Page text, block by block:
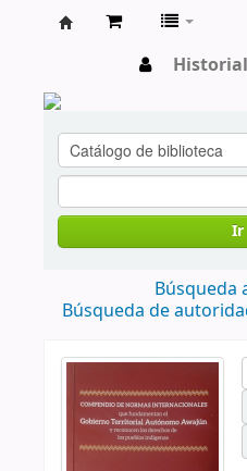
Ir
Búsqueda
Búsqueda de